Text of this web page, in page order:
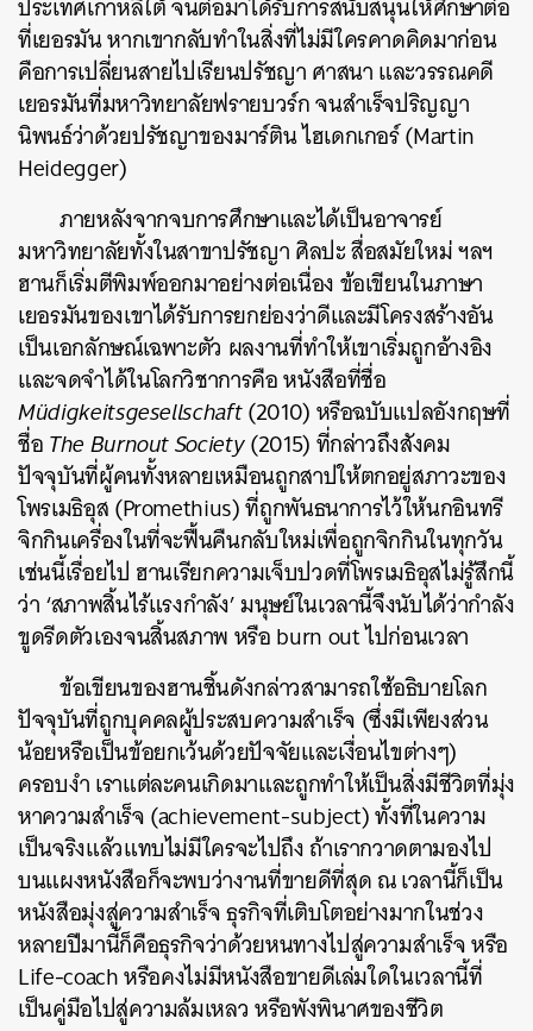
ประเทศเกาหลีใต้ จนต่อมาได้รับการสนับสนุนให้ศึกษาต่อ
ที่เยอรมัน หากเขากลับทำในสิ่งที่ไม่มีใครคาดคิดมาก่อน
คือการเปลี่ยนสายไปเรียนปรัชญา ศาสนา และวรรณคดี
เยอรมันที่มหาวิทยาลัยฟรายบวร์ก จนสำเร็จปริญญา
นิพนธ์ว่าด้วยปรัชญาของมาร์ติน ไฮเดกเกอร์ (Martin
Heidegger)
ภายหลังจากจบการศึกษาและได้เป็นอาจารย์
มหาวิทยาลัยทั้งในสาขาปรัชญา ศิลปะ สื่อสมัยใหม่ ฯลฯ
ฮานก็เริ่มตีพิมพ์ออกมาอย่างต่อเนื่อง ข้อเขียนในภาษา
เยอรมันของเขาได้รับการยกย่องว่าดีและมีโครงสร้างอัน
เป็นเอกลักษณ์เฉพาะตัว ผลงานที่ทำให้เขาเริ่มถูกอ้างอิง
และจดจำได้ในโลกวิชาการคือ หนังสือที่ชื่อ
Müdigkeitsgesellschaft(2010) หรือฉบับแปลอังกฤษที่
ชื่อThe Burnout Society(2015) ที่กล่าวถึงสังคม
ปัจจุบันที่ผู้คนทั้งหลายเหมือนถูกสาปให้ตกอยู่สภาวะของ
โพรเมธิอุส (Promethius) ที่ถูกพันธนาการไว้ให้นกอินทรี
จิกกินเครื่องในที่จะฟื้นคืนกลับใหม่เพื่อถูกจิกกินในทุกวัน
เช่นนี้เรื่อยไป ฮานเรียกความเจ็บปวดที่โพรเมธิอุสไม่รู้สึกนี้
ว่า ‘สภาพสิ้นไร้แรงกำลัง’ มนุษย์ในเวลานี้จึงนับได้ว่ากำลัง
ขูดรีดตัวเองจนสิ้นสภาพ หรือ burn out ไปก่อนเวลา
ข้อเขียนของฮานชิ้นดังกล่าวสามารถใช้อธิบายโลก
ปัจจุบันที่ถูกบุคคลผู้ประสบความสำเร็จ (ซึ่งมีเพียงส่วน
น้อยหรือเป็นข้อยกเว้นด้วยปัจจัยและเงื่อนไขต่างๆ)
ครอบงำ เราแต่ละคนเกิดมาและถูกทำให้เป็นสิ่งมีชีวิตที่มุ่ง
หาความสำเร็จ (achievement-subject) ทั้งที่ในความ
เป็นจริงแล้วแทบไม่มีใครจะไปถึง ถ้าเรากวาดตามองไป
บนแผงหนังสือก็จะพบว่างานที่ขายดีที่สุด ณ เวลานี้ก็เป็น
หนังสือมุ่งสู่ความสำเร็จ ธุรกิจที่เติบโตอย่างมากในช่วง
หลายปีมานี้ก็คือธุรกิจว่าด้วยหนทางไปสู่ความสำเร็จ หรือ
Life-coach หรือคงไม่มีหนังสือขายดีเล่มใดในเวลานี้ที่
เป็นคู่มือไปสู่ความล้มเหลว หรือพังพินาศของชีวิต